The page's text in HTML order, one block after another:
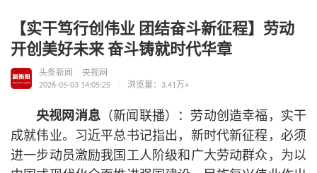
【实干笃行创伟业 团结奋斗新征程】劳动
开创美好未来 奋斗铸就时代华章
头条新闻
央视网
2026-05-03 14:05:25
浏览量：3.41万+
央视网消息 （新闻联播）：劳动创造幸福，实干
成就伟业。习近平总书记指出，新时代新征程，必须
进一步动员激励我国工人阶级和广大劳动群众，为以